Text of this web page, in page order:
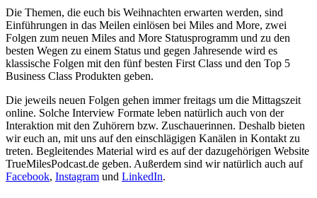
Die Themen, die euch bis Weihnachten erwarten werden, sind
Einführungen in das Meilen einlösen bei Miles and More, zwei
Folgen zum neuen Miles and More Statusprogramm und zu den
besten Wegen zu einem Status und gegen Jahresende wird es
klassische Folgen mit den fünf besten First Class und den Top 5
Business Class Produkten geben.
Die jeweils neuen Folgen gehen immer freitags um die Mittagszeit
online. Solche Interview Formate leben natürlich auch von der
Interaktion mit den Zuhörern bzw. Zuschauerinnen. Deshalb bieten
wir euch an, mit uns auf den einschlägigen Kanälen in Kontakt zu
treten. Begleitendes Material wird es auf der dazugehörigen Website
TrueMilesPodcast.de geben. Außerdem sind wir natürlich auch auf
Facebook, Instagram und LinkedIn.